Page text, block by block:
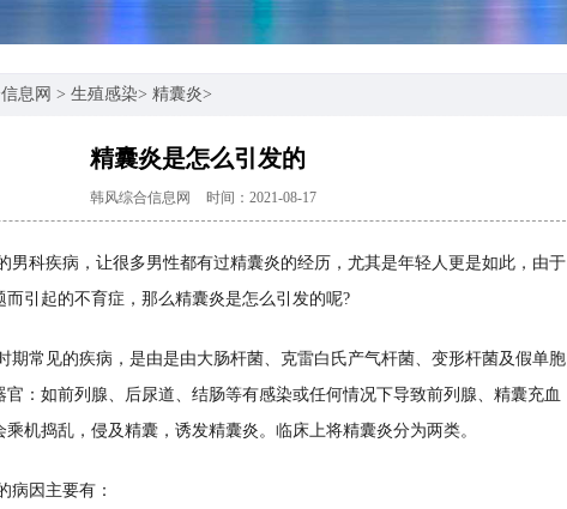
息网 > 生殖感染> 精囊炎>
精囊炎是怎么引发的
韩风综合信息网 时间：2021-08-17
男科疾病，让很多男性都有过精囊炎的经历，尤其是年轻人更是如此，由于
引起的不育症，那么精囊炎是怎么引发的呢?
期常见的疾病，是由是由大肠杆菌、克雷白氏产气杆菌、变形杆菌及假单胞
：如前列腺、后尿道、结肠等有感染或任何情况下导致前列腺、精囊充血
机捣乱，侵及精囊，诱发精囊炎。临床上将精囊炎分为两类。
病因主要有：